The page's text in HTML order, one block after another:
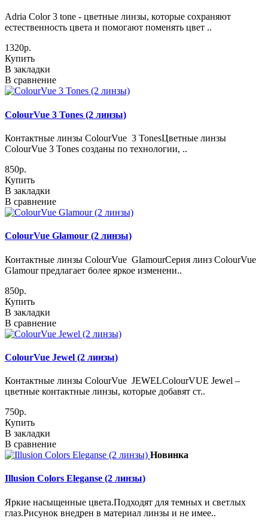
Adria Сolor 3 tone - цветные линзы, которые сохраняют
естественность цвета и помогают поменять цвет ..
1320р.
Купить
В закладки
В сравнение
ColourVue 3 Tones (2 линзы)
Контактные линзы ColourVue 3 TonesЦветные линзы
ColourVue 3 Tones созданы по технологии, ..
850р.
Купить
В закладки
В сравнение
ColourVue Glamour (2 линзы)
Контактные линзы ColourVue GlamourСерия линз ColourVue
Glamour предлагает более яркое изменени..
850р.
Купить
В закладки
В сравнение
ColourVue Jewel (2 линзы)
Контактные линзы ColourVue JEWELColourVUE Jewel –
цветные контактные линзы, которые добавят ст..
750р.
Купить
В закладки
В сравнение
Новинка
Illusion Colors Eleganse (2 линзы)
Яркие насыщенные цвета.Подходят для темных и светлых
глаз.Рисунок внедрен в материал линзы и не имее..